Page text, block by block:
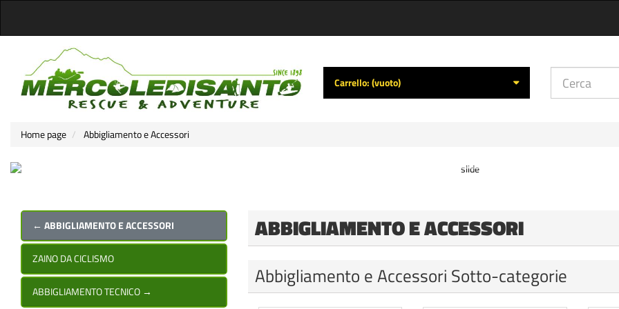
Carrello:(vuoto)
Home page Abbigliamento e Accessori
← ABBIGLIAMENTO E ACCESSORI
ZAINO DA CICLISMO
ABBIGLIAMENTO TECNICO →
ABBIGLIAMENTO E ACCESSORI
Abbigliamento e Accessori Sotto-categorie